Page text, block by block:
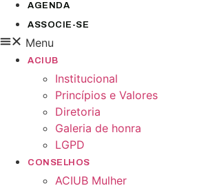
AGENDA
ASSOCIE-SE
Menu
ACIUB
Institucional
Princípios e Valores​
Diretoria
Galeria de honra
LGPD
CONSELHOS
ACIUB Mulher